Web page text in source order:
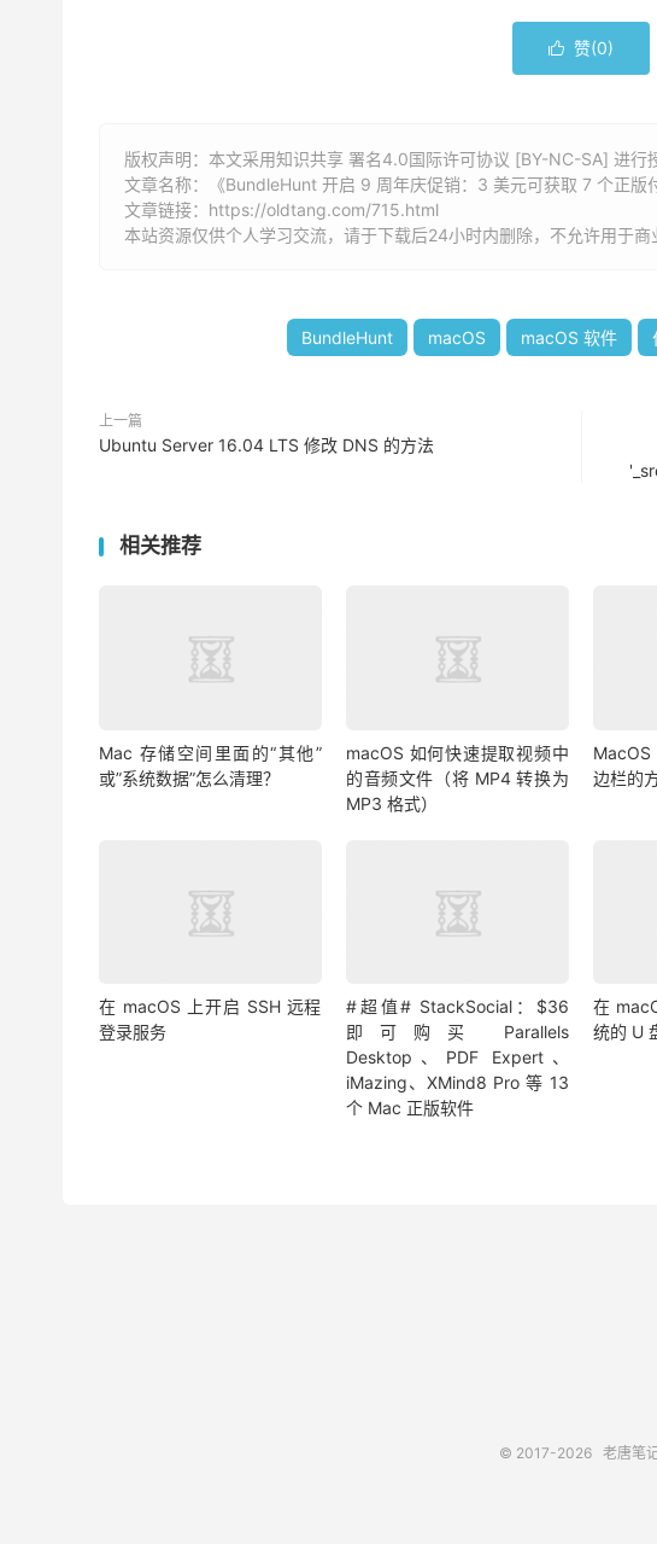
 赞(0)
版权声明：本文采用知识共享 署名4.0国际许可协议 [BY-NC-SA] 进行
文章名称：《BundleHunt 开启 9 周年庆促销：3 美元可获取 7 个正版
文章链接： https://oldtang.com/715.html
本站资源仅供个人学习交流，请于下载后24小时内删除，不允许用于商
BundleHunt macOS macOS 软件
上一篇
Ubuntu Server 16.04 LTS 修改 DNS 的方法
相关推荐
Mac 存储空间里面的“其他”
或”系统数据”怎么清理？
macOS 如何快速提取视频中
的音频文件（将 MP4 转换为
MP3 格式）
MacOS
边栏的
在 macOS 上开启 SSH 远程
登录服务
#超值# StackSocial：$36
即可购买 Parallels
Desktop、PDF Expert、
iMazing、XMind8 Pro 等 13
个 Mac 正版软件
在
统的 U